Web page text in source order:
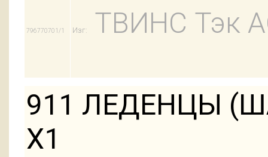
796770701/1 Изг: ТВИНС Тэк
911 ЛЕДЕНЦЫ
Х1